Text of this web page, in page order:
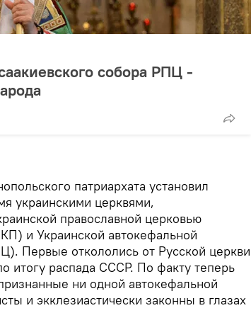
собора РПЦ -
патриархата установил
украинскими церквями,
православной церковью
и Украинской автокефальной
Первые откололись от Русской церкви
итогу распада СССР. По факту теперь
ни одной автокефальной
и экклезиастически законны в глазах